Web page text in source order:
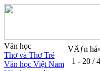
Văn học
Thơ và Thơ Trẻ
Văn học Việt Nam
VÄƒn
1 - 20 /